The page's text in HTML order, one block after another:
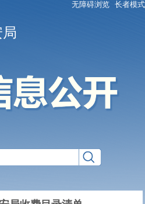
无障碍浏览 长者模式